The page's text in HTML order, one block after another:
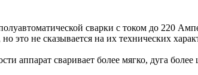
сварки с током до 220
не сказывается на их технических
аппарат сваривает более мягко, дуга